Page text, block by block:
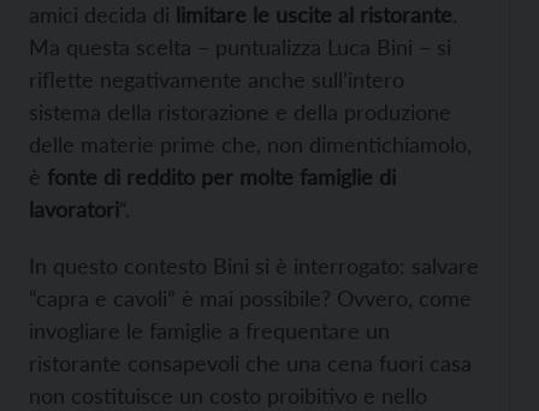
amici decida di limitare le uscite al ristorante.
Ma questa scelta – puntualizza Luca Bini – si
riflette negativamente anche sull’intero
sistema della ristorazione e della produzione
delle materie prime che, non dimentichiamolo,
è fonte di reddito per molte famiglie di
lavoratori“.
In questo contesto Bini si è interrogato: salvare
“capra e cavoli” è mai possibile? Ovvero, come
invogliare le famiglie a frequentare un
ristorante consapevoli che una cena fuori casa
non costituisce un costo proibitivo e nello